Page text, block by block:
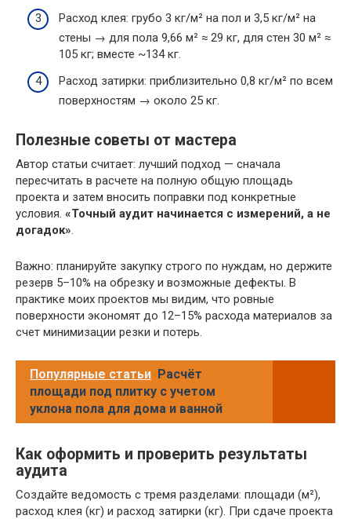
Расход клея: грубо 3 кг/м² на пол и 3,5 кг/м² на
стены → для пола 9,66 м² ≈ 29 кг, для стен 30 м² ≈
105 кг; вместе ~134 кг.
Расход затирки: приблизительно 0,8 кг/м² по всем
поверхностям → около 25 кг.
Полезные советы от мастера
Автор статьи считает: лучший подход — сначала
пересчитать в расчете на полную общую площадь
проекта и затем вносить поправки под конкретные
условия. «Точный аудит начинается с измерений, а не
догадок».
Важно: планируйте закупку строго по нуждам, но держите
резерв 5–10% на обрезку и возможные дефекты. В
практике моих проектов мы видим, что ровные
поверхности экономят до 12–15% расхода материалов за
счет минимизации резки и потерь.
Популярные статьи Расчёт
площади под плитку с учетом
уклона пола для дома и ванной
Как оформить и проверить результаты
аудита
Создайте ведомость с тремя разделами: площади (м²),
расход клея (кг) и расход затирки (кг). При сдаче проекта